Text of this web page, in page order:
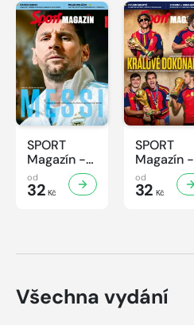
SPORT
Magazín -
32/2026
od
32 Kč
SPORT
Magazín -
31/2026
od
32 Kč
Všechna vydání